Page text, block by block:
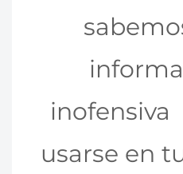
inofensiva
usarse en